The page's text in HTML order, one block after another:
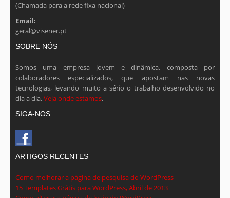
(Chamada para a rede fixa nacional)
Email:
geral@visener.pt
SOBRE NÓS
Somos uma empresa jovem e dinâmica, composta por
colaboradores especializados, que apostam nas novas
tecnologias, levando muito a sério o trabalho desenvolvido no
dia a dia.Veja onde estamos.
SIGA-NOS
ARTIGOS RECENTES
Como melhorar a página de pesquisa do WordPress
15 Templates Grátis para WordPress, Abril de 2013